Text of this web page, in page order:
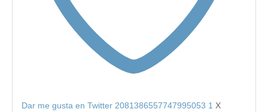
Dar me gusta en Twitter 2081386557747995053 1 X